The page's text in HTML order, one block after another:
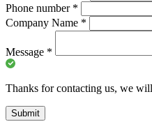
Phone number *
Company Name *
Message *
Thanks for contacting us, we
Submit